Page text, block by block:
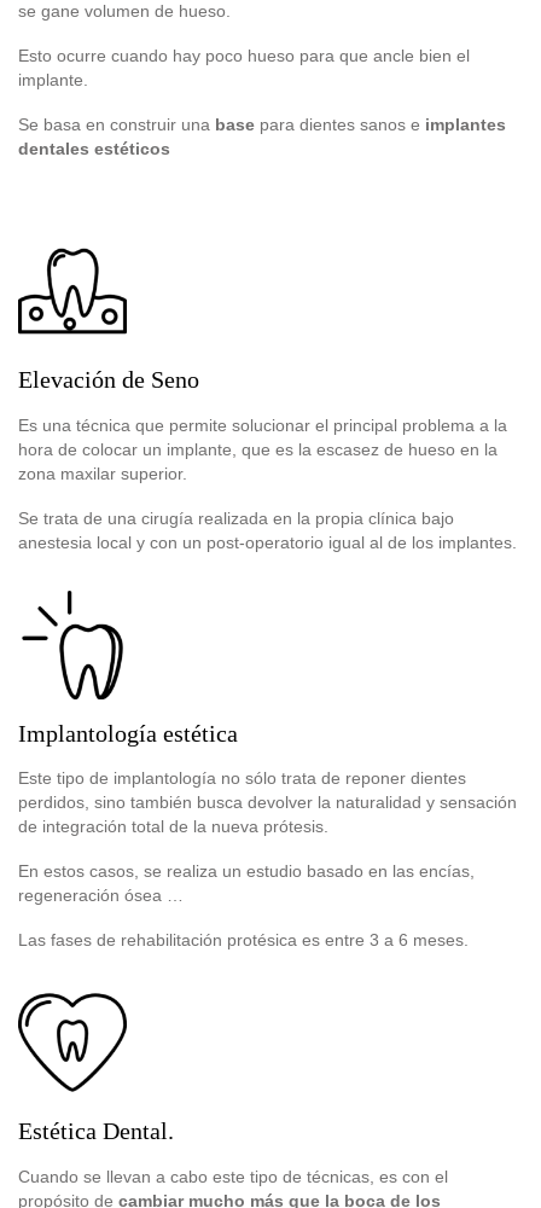
se gane volumen de hueso.
Esto ocurre cuando hay poco hueso para que ancle bien el
implante.
Se basa en construir una base para dientes sanos e implantes
dentales estéticos
Elevación de Seno
Es una técnica que permite solucionar el principal problema a la
hora de colocar un implante, que es la escasez de hueso en la
zona maxilar superior.
Se trata de una cirugía realizada en la propia clínica bajo
anestesia local y con un post-operatorio igual al de los implantes.
Implantología estética
Este tipo de implantología no sólo trata de reponer dientes
perdidos, sino también busca devolver la naturalidad y sensación
de integración total de la nueva prótesis.
En estos casos, se realiza un estudio basado en las encías,
regeneración ósea …
Las fases de rehabilitación protésica es entre 3 a 6 meses.
Estética Dental.
Cuando se llevan a cabo este tipo de técnicas, es con el
propósito de cambiar mucho más que la boca de los